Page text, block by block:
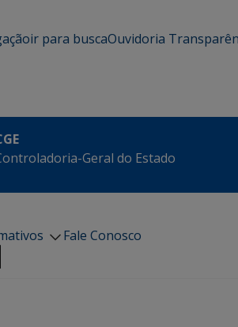
ir para buscaOuvidoria
Geral do Estado
Fale Conosco